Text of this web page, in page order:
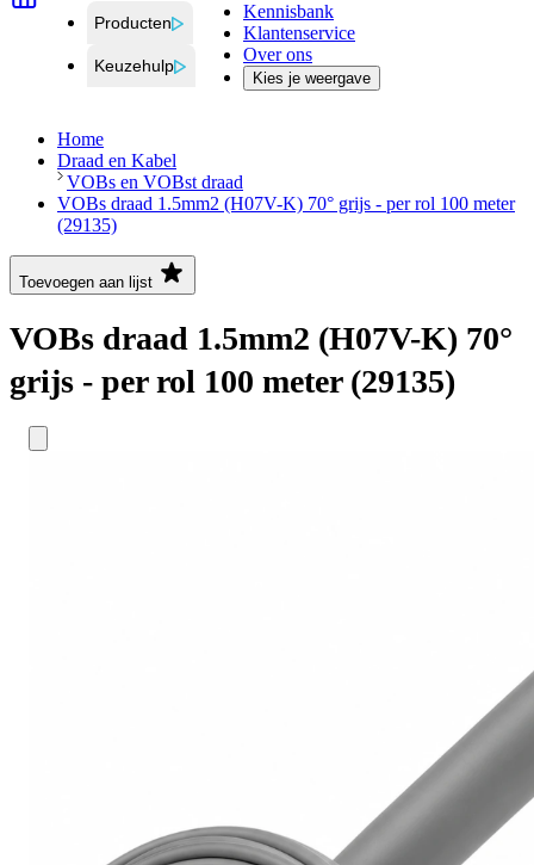
Producten
Keuzehulp
Kennisbank
Klantenservice
Over ons
Kies je weergave
Home
Draad en Kabel
VOBs en VOBst draad
VOBs draad 1.5mm2 (H07V-K) 70° grijs - per rol 100 meter
(29135)
Toevoegen aan lijst
VOBs draad 1.5mm2 (H07V-K) 70°
grijs - per rol 100 meter (29135)